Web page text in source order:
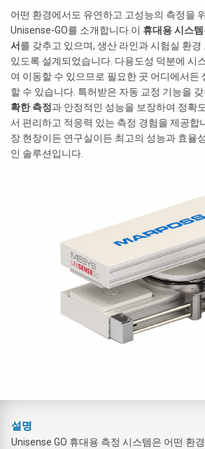
어떤 환경에서도 유연하고 고성능의 측정을
Unisense-GO를 소개합니다.이 휴대용 시스템
서 를 갖추고 있으며, 생산 라인과 시험실 환
있도록 설계되었습니다. 다용도성 덕분에 시
여 이동할 수 있으므로 필요한 곳 ​​어디에서든
할 수 있습니다. 특허받은 자동 교정 기능을
확한 측정과 안정적인 성능을 보장하여 정확
서 편리하고 적응력 있는 측정 경험을 제공합
장 현장이든 연구실이든 최고의 성능과 효율
인 솔루션입니다.
설명
Unisense GO 휴대용 측정 시스템은 어떤 환
한국어 (Korean)
아직 등록하지 않으셨다면, 지금 무료로
여기를 클릭하십시오!